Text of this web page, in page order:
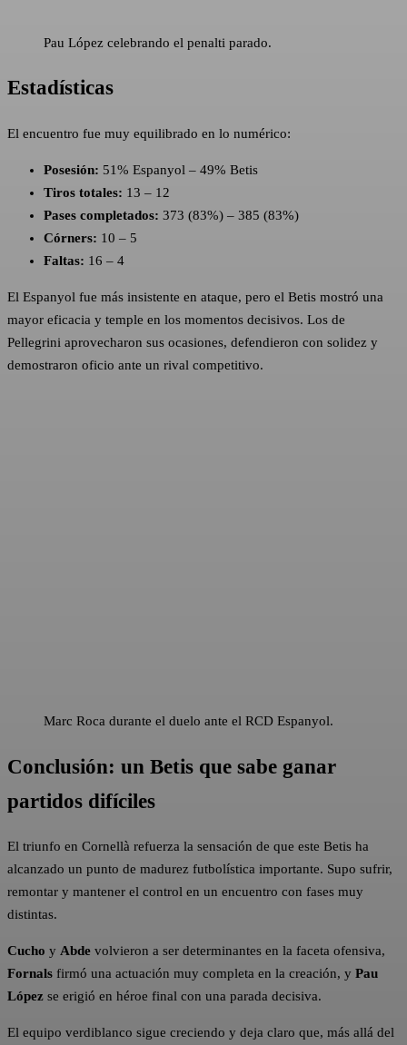
Pau López celebrando el penalti parado.
Estadísticas
El encuentro fue muy equilibrado en lo numérico:
Posesión: 51% Espanyol – 49% Betis
Tiros totales: 13 – 12
Pases completados: 373 (83%) – 385 (83%)
Córners: 10 – 5
Faltas: 16 – 4
El Espanyol fue más insistente en ataque, pero el Betis mostró una
mayor eficacia y temple en los momentos decisivos. Los de
Pellegrini aprovecharon sus ocasiones, defendieron con solidez y
demostraron oficio ante un rival competitivo.
Marc Roca durante el duelo ante el RCD Espanyol.
Conclusión: un Betis que sabe ganar
partidos difíciles
El triunfo en Cornellà refuerza la sensación de que este Betis ha
alcanzado un punto de madurez futbolística importante. Supo sufrir,
remontar y mantener el control en un encuentro con fases muy
distintas.
Cucho y Abde volvieron a ser determinantes en la faceta ofensiva,
Fornals firmó una actuación muy completa en la creación, y Pau
López se erigió en héroe final con una parada decisiva.
El equipo verdiblanco sigue creciendo y deja claro que, más allá del